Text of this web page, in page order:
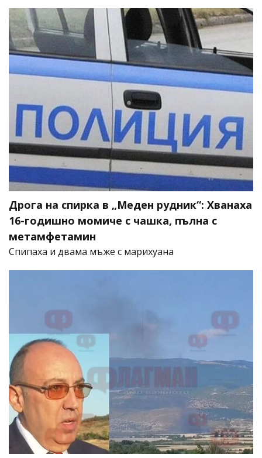
Дрога на спирка в „Меден рудник“: Хванаха
16-годишно момиче с чашка, пълна с
метамфетамин
Спипаха и двама мъже с марихуана